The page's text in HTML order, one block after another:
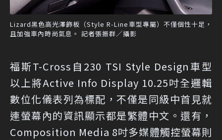
Lizard黑色高光澤飾板（Style R-Line車型專屬）不僅個性十足，
且加強車內時尚氣息。 記者張振群／攝影
福斯T-Cross自230 TSI Style Design車型
以上將Active Info Display 10.25吋全邏輯
數位化儀表列為標配，不僅是同級中首見就
連螢幕內的資訊顯示都是繁體中文。還有，
Composition Media 8吋多媒體觸控螢幕則